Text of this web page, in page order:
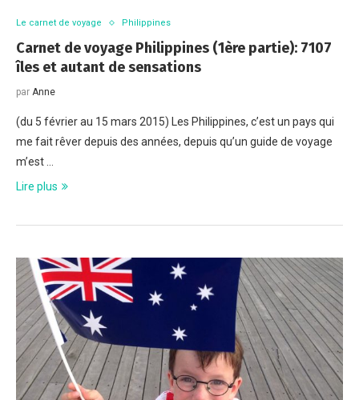
Le carnet de voyage Philippines
Carnet de voyage Philippines (1ère partie): 7107
îles et autant de sensations
par Anne
(du 5 février au 15 mars 2015) Les Philippines, c’est un pays qui
me fait rêver depuis des années, depuis qu’un guide de voyage
m’est …
Lire plus